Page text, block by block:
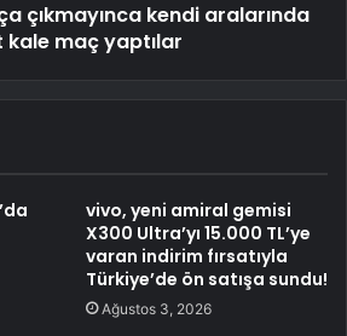
çıkmayınca kendi aralarında
kale maç yaptılar
vivo, yeni amiral gemisi
X300 Ultra’yı 15.000 TL’ye
varan indirim fırsatıyla
Türkiye’de ön satışa sundu!
Ağustos 3, 2026